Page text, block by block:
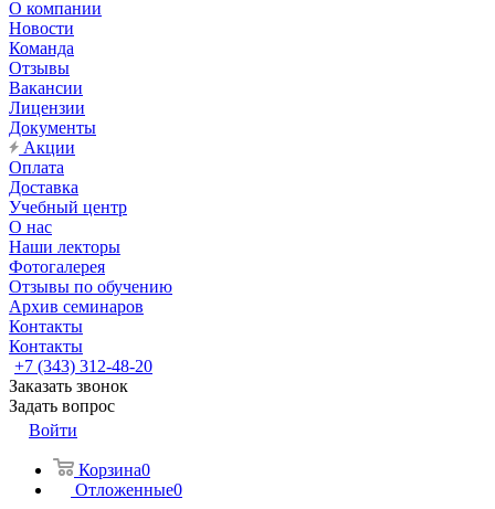
О компании
Новости
Команда
Отзывы
Вакансии
Лицензии
Документы
Акции
Оплата
Доставка
Учебный центр
О нас
Наши лекторы
Фотогалерея
Отзывы по обучению
Архив семинаров
Контакты
Контакты
+7 (343) 312-48-20
Заказать звонок
Задать вопрос
Войти
Корзина0
Отложенные0